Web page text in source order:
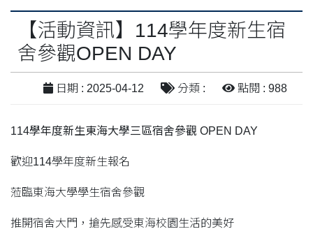
【活動資訊】114學年度新生宿
舍參觀OPEN DAY
日期 : 2025-04-12 分類 : 點閱 : 988
114學年度新生東海大學三區宿舍參觀 OPEN DAY
歡迎114學年度新生報名
蒞臨東海大學學生宿舍參觀
推開宿舍大門，搶先感受東海校園生活的美好